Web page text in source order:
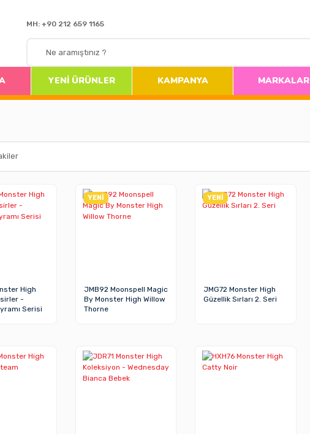
MH: +90 212 659 1165
YENİ ÜRÜNLER KAMPANYA MARKALAR
High
-
Serisi
YENİ
JMB92 Moonspell Magic
By Monster High Willow
Thorne
YENİ
JMG72 Monster High
Güzellik Sırları 2. Seri